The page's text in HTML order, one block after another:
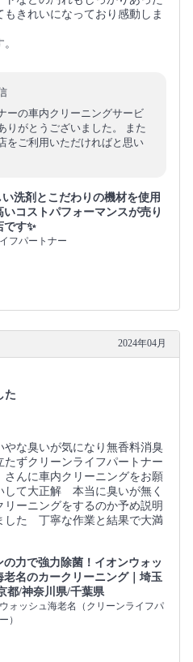
きれいになっており感動しま
ーの車内クリーニングサービ
りがとうございました。 また
をご利用いただければと思い
い洗剤とこだわりの機材を使用
いコストパフォーマンスが売り
です✨
フパートナー
2024年04月
た
な臭いが気になり無香料消臭
ずクリーンライフパートナー
さんに車内クリーニングをお願
て大正解 本当に臭いが無く
ーニングをするのか予め説明
した 丁寧な作業と結果で大満
の力で強力除菌！イオンウォッ
老名のカークリーニング｜埼玉
都/神奈川県/千葉県
ォッシュ海老名（クリーンライフパ
）